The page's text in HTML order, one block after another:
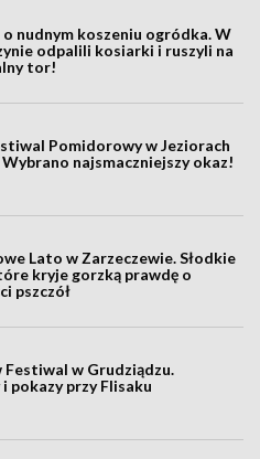
nudnym koszeniu ogródka. W
odpalili kosiarki i ruszyli na
tor!
Pomidorowy w Jeziorach
najsmaczniejszy okaz!
Lato w Zarzeczewie. Słodkie
kryje gorzką prawdę o
pszczół
Festiwal w Grudziądzu.
pokazy przy Flisaku